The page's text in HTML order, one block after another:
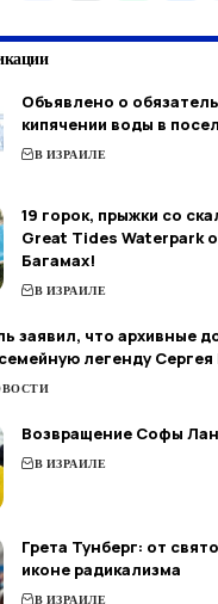
Объявлено о
кипячении воды в
В ИЗРАИЛЕ
19 горок, прыжки со
Great Tides Waterpark
Багамах!
В ИЗРАИЛЕ
заявил, что архивные
легенду
Возвращение Софы
В ИЗРАИЛЕ
Грета Тунберг: от
иконе радикализма
В ИЗРАИЛЕ